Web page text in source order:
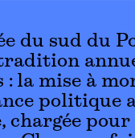
du sud du
la mise à
politique
chargée